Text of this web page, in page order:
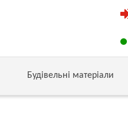
Будівельні матеріали